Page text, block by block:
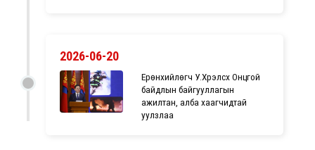
2026-06-20
Ерөнхийлөгч У.Хүрэлсүх Онцгой
байдлын байгууллагын
ажилтан, алба хаагчидтай
уулзлаа